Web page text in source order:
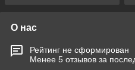
О нас
Рейтинг не сформирован
Менее 5 отзывов за